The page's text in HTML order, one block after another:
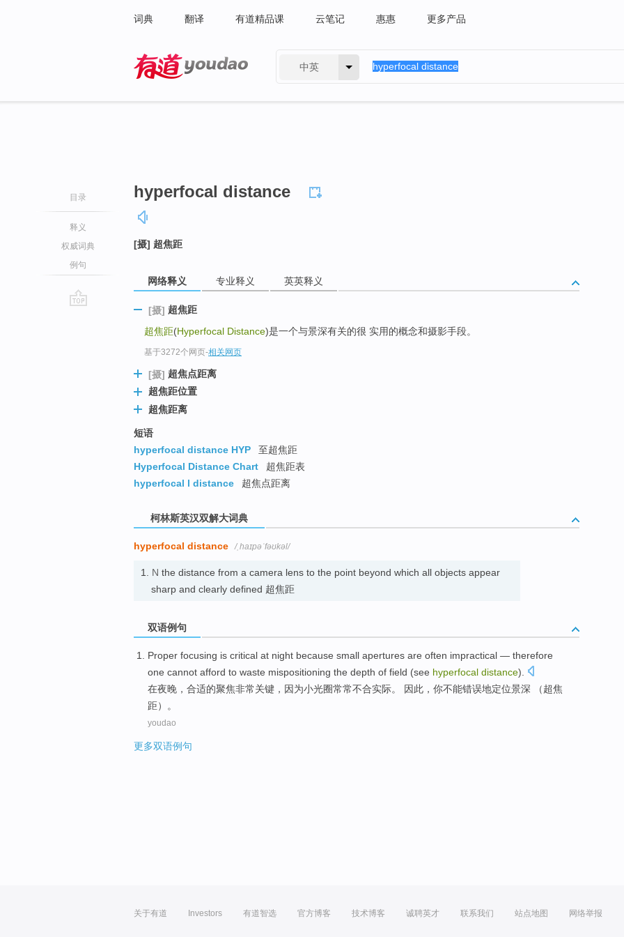
词典 翻译 有道精品课 云笔记 惠惠 更多产品
中英
目录
释义
权威词典
例句
hyperfocal distance
[摄] 超焦距
网络释义 专业释义 英英释义
[摄] 超焦距
超焦距(Hyperfocal Distance)是一个与景深有关的很 实用的概念和摄影手段。
基于3272个网页-相关网页
[摄] 超焦点距离
超焦距位置
超焦距离
短语
hyperfocal distance HYP
至超焦距
Hyperfocal Distance Chart
超焦距表
hyperfocal l distance
超焦点距离
柯林斯英汉双解大词典
hyperfocal distance /ˌhaɪpəˈfəʊkəl/
1. N the distance from a camera lens to the point beyond which all objects appear
sharp and clearly defined 超焦距
双语例句
Proper focusing is critical at night because small apertures are often impractical — therefore
one cannot afford to waste mispositioning the depth of field (see hyperfocal distance).
在夜晚 ， 合适的聚焦非常关键， 因为小光圈常常不合实际。 因此 ，你不能错误地定位景深 （超焦
距）。
youdao
更多双语例句
关于有道 Investors 有道智选 官方博客 技术博客 诚聘英才 联系我们 站点地图 网络举报